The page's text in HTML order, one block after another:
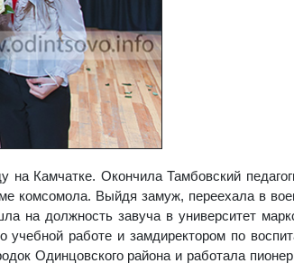
Камчатке. Окончила Тамбовский
комсомола. Выйдя замуж, переехала в
на должность завуча в университет
работе и замдиректором по
Одинцовского района и работала